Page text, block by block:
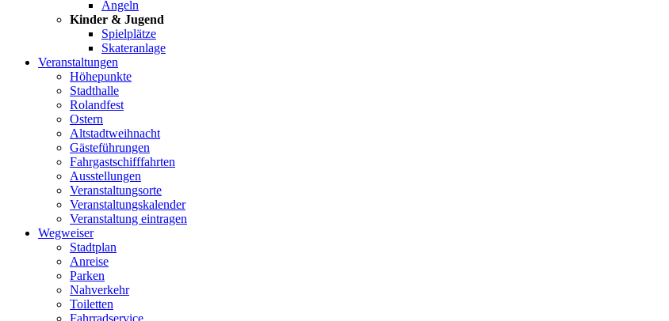
Angeln
Kinder & Jugend
Spielplätze
Skateranlage
Veranstaltungen
Höhepunkte
Stadthalle
Rolandfest
Ostern
Altstadtweihnacht
Gästeführungen
Fahrgastschifffahrten
Ausstellungen
Veranstaltungsorte
Veranstaltungskalender
Veranstaltung eintragen
Wegweiser
Stadtplan
Anreise
Parken
Nahverkehr
Toiletten
Fahrradservice